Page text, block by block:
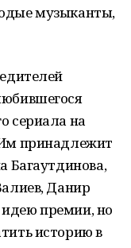
музыканты,
сериала на
принадлежит
Багаутдинова,
Данир
премии, но
историю в